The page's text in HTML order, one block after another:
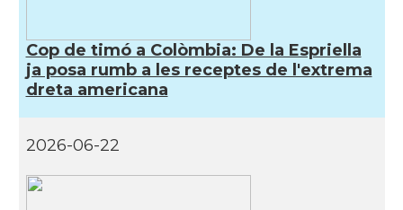
Cop de timó a Colòmbia: De la Espriella
ja posa rumb a les receptes de l'extrema
dreta americana
2026-06-22